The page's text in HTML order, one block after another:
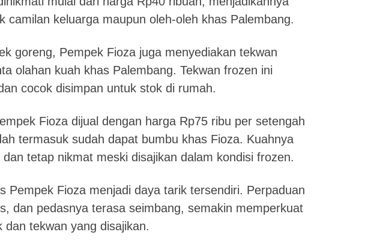
camilan keluarga maupun oleh-oleh khas Palembang.
goreng, Pempek Fioza juga menyediakan tekwan
olahan kuah khas Palembang. Tekwan frozen ini
cocok disimpan untuk stok di rumah.
Fioza dijual dengan harga Rp75 ribu per setengah
termasuk sudah dapat bumbu khas Fioza. Kuahnya
tetap nikmat meski disajikan dalam kondisi frozen.
Pempek Fioza menjadi daya tarik tersendiri. Perpaduan
dan pedasnya terasa seimbang, semakin memperkuat
dan tekwan yang disajikan.